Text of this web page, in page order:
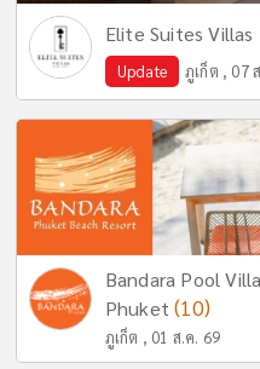
Elite Suites Villas
Update ภูเก็ต , 07
Bandara Pool
Phuket(10)
ภูเก็ต , 01 ส.ค. 69